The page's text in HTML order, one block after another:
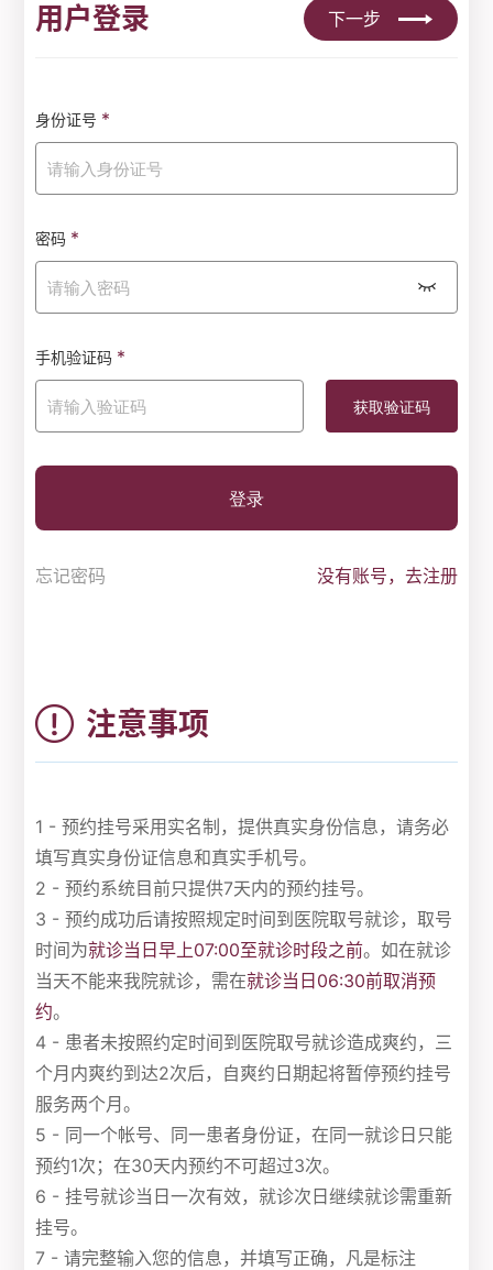
用户登录 下一步
身份证号 *
密码 *
手机验证码 *
登录
忘记密码 没有账号，去注册
注意事项
1 - 预约挂号采用实名制，提供真实身份信息，请务必
填写真实身份证信息和真实手机号。
2 - 预约系统目前只提供7天内的预约挂号。
3 - 预约成功后请按照规定时间到医院取号就诊，取号
时间为就诊当日早上07:00至就诊时段之前。如在就诊
当天不能来我院就诊，需在就诊当日06:30前取消预
约。
4 - 患者未按照约定时间到医院取号就诊造成爽约，三
个月内爽约到达2次后，自爽约日期起将暂停预约挂号
服务两个月。
5 - 同一个帐号、同一患者身份证，在同一就诊日只能
预约1次；在30天内预约不可超过3次。
6 - 挂号就诊当日一次有效，就诊次日继续就诊需重新
挂号。
7 - 请完整输入您的信息，并填写正确，凡是标注